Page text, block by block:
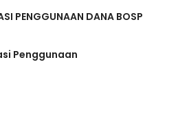
PENGGUNAAN DANA BOSP
Penggunaan